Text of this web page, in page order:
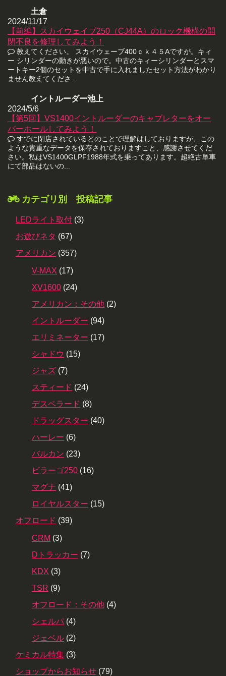
土倉
2024/11/17
【前編】スカイウェイブ250（CJ44A）のロック機構の開
閉不良を修理してみよう！
教えてください。 スカイウェーブ400ｃｋ４５Aですが。キィ
ー シリンダーの動きが悪いので。中古のキィーシリンダーとスマ
ートキー2個のセットを中古で手に入れましたセット方法がわかり
ません教えてくださ...
イントルーダー池上
2024/5/6
【第5回】VS1400イントルーダーのキャブレターをオー
バーホールしてみよう！
すでに閉店されているとのことで理解はしておりますが、この
ような貴重なデータを保存されておりますこと、感謝させてくだ
さい。私はVS1400GLPF1988年式を乗ってあります。超絶古単車
にて部品はないの...
カテゴリ別 投稿記事
LEDライト取付 (3)
お遊びネタ (67)
アメリカン (357)
V-MAX (17)
XV1600 (24)
アメリカン：その他 (2)
イントルーダー (94)
エリミネーター (17)
シャドウ (15)
ジャズ (7)
スティード (24)
デスペラード (8)
ドラッグスター (40)
ハーレー (6)
バルカン (23)
ビラーゴ250 (16)
マグナ (41)
ロイヤルスター (15)
オフロード (39)
CRM (3)
Dトラッカー (7)
KDX (3)
TSR (9)
オフロード：その他 (4)
シェルパ (4)
ジェベル (2)
ケミカル特集 (3)
ショップからお知らせ (79)